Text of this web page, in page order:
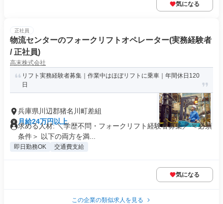
気になる
正社員
物流センターのフォークリフトオペレーター(実務経験者
/ 正社員)
高末株式会社
リフト実務経験者募集｜作業中はほぼリフトに乗車｜年間休日120
日
兵庫県川辺郡猪名川町差組
月給24万円以上
求める人材: ＼学歴不問・フォークリフト経験者募集／ ＜必須
条件＞ 以下の両方を満...
即日勤務OK 交通費支給
気になる
この企業の類似求人を見る